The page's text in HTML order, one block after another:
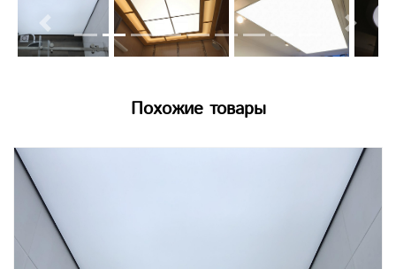
Previous Next
Похожие товары